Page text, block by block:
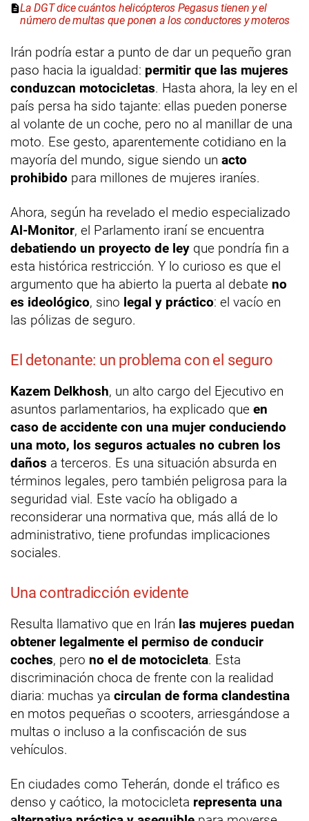
La DGT dice cuántos helicópteros Pegasus tienen y el
número de multas que ponen a los conductores y moteros
Irán podría estar a punto de dar un pequeño gran
paso hacia la igualdad: permitir que las mujeres
conduzcan motocicletas. Hasta ahora, la ley en el
país persa ha sido tajante: ellas pueden ponerse
al volante de un coche, pero no al manillar de una
moto. Ese gesto, aparentemente cotidiano en la
mayoría del mundo, sigue siendo un acto
prohibido para millones de mujeres iraníes.
Ahora, según ha revelado el medio especializado
Al-Monitor, el Parlamento iraní se encuentra
debatiendo un proyecto de ley que pondría fin a
esta histórica restricción. Y lo curioso es que el
argumento que ha abierto la puerta al debate no
es ideológico, sino legal y práctico: el vacío en
las pólizas de seguro.
El detonante: un problema con el seguro
Kazem Delkhosh, un alto cargo del Ejecutivo en
asuntos parlamentarios, ha explicado que en
caso de accidente con una mujer conduciendo
una moto, los seguros actuales no cubren los
daños a terceros. Es una situación absurda en
términos legales, pero también peligrosa para la
seguridad vial. Este vacío ha obligado a
reconsiderar una normativa que, más allá de lo
administrativo, tiene profundas implicaciones
sociales.
Una contradicción evidente
Resulta llamativo que en Irán las mujeres puedan
obtener legalmente el permiso de conducir
coches, pero no el de motocicleta. Esta
discriminación choca de frente con la realidad
diaria: muchas ya circulan de forma clandestina
en motos pequeñas o scooters, arriesgándose a
multas o incluso a la confiscación de sus
vehículos.
En ciudades como Teherán, donde el tráfico es
denso y caótico, la motocicleta representa una